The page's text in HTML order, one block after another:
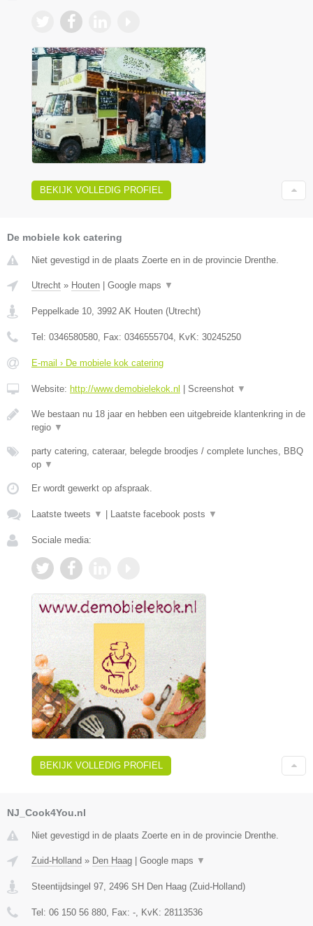
BEKIJK VOLLEDIG PROFIEL
De mobiele kok catering
Niet gevestigd in de plaats Zoerte en in de provincie Drenthe.
Utrecht » Houten Google maps ▼
Peppelkade 10 3992 AK Houten (Utrecht)
Tel: 0346580580 , Fax: 0346555704 , KvK: 30245250
E-mail › De mobiele kok catering
Website: http://www.demobielekok.nl Screenshot ▼
We bestaan nu 18 jaar en hebben een uitgebreide klantenkring in de
regio ▼
party catering, cateraar, belegde broodjes / complete lunches, BBQ
op ▼
Er wordt gewerkt op afspraak.
Laatste tweets ▼ Laatste facebook posts ▼
Sociale media:
BEKIJK VOLLEDIG PROFIEL
NJ_Cook4You.nl
Niet gevestigd in de plaats Zoerte en in de provincie Drenthe.
Zuid-Holland » Den Haag Google maps ▼
Steentijdsingel 97, 2496 SH Den Haag (Zuid-Holland)
Tel: 06 150 56 880, Fax: -, KvK: 28113536